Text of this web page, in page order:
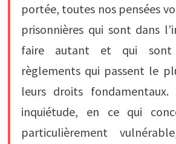
portée, toutes nos pensées
prisonnières qui sont dans
faire autant et qui sont
règlements qui passent le
leurs droits
inquiétude, en ce qui
particulièrement